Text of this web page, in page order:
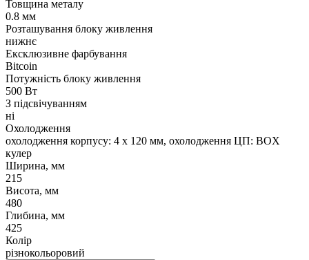
Товщина металу
0.8 мм
Розташування блоку живлення
нижнє
Ексклюзивне фарбування
Bitcoin
Потужність блоку живлення
500 Вт
З підсвічуванням
ні
Охолодження
охолодження корпусу: 4 x 120 мм, охолодження ЦП: BOX
кулер
Ширина, мм
215
Висота, мм
480
Глибина, мм
425
Колір
різнокольоровий